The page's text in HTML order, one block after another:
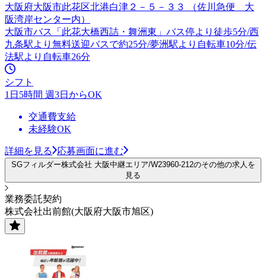
大阪府大阪市此花区北港白津２－５－３３ （佐川急便 大
阪湾岸センター内）
大阪市バス「此花大橋西詰・舞洲東」バス停より徒歩5分/西
九条駅より無料送迎バスで約25分/夢洲駅より自転車10分/伝
法駅より自転車26分
シフト
1日5時間 週3日からOK
交通費支給
未経験OK
詳細を見る 応募画面に進む
SGフィルダー株式会社 大阪中継エリア/W23960-212のその他の求人を
見る
業務委託契約
株式会社出前館(大阪府大阪市旭区)